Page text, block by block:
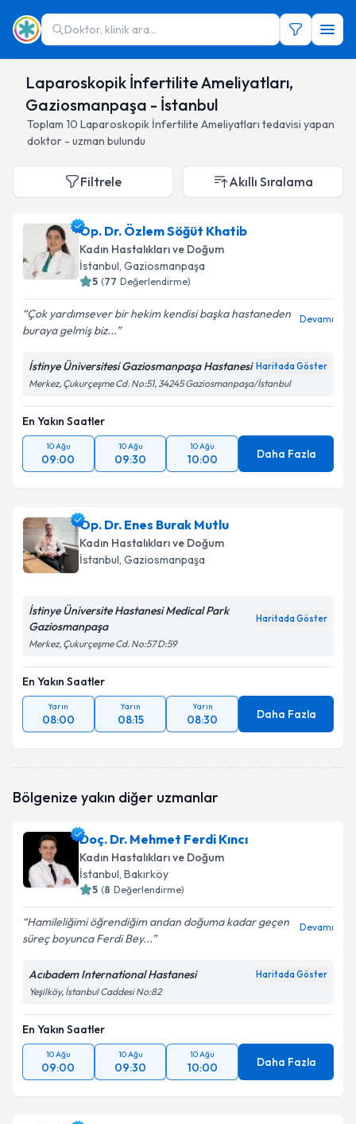
Doktor, klinik ara...
Laparoskopik İnfertilite Ameliyatları,
Gaziosmanpaşa - İstanbul
Toplam 10 Laparoskopik İnfertilite Ameliyatları tedavisi yapan
doktor - uzman bulundu
Filtrele Akıllı Sıralama
Op. Dr. Özlem Söğüt Khatib
Kadın Hastalıkları ve Doğum
İstanbul, Gaziosmanpaşa
5 (77 Değerlendirme)
Çok yardımsever bir hekim kendisi başka hastaneden
buraya gelmiş biz...
Devamı
İstinye Üniversitesi Gaziosmanpaşa Hastanesi Haritada Göster
Merkez, Çukurçeşme Cd. No:51, 34245 Gaziosmanpaşa/İstanbul
En Yakın Saatler
10 Ağu
09:00
10 Ağu
09:30
10 Ağu
10:00 Daha Fazla
Op. Dr. Enes Burak Mutlu
Kadın Hastalıkları ve Doğum
İstanbul, Gaziosmanpaşa
İstinye Üniversite Hastanesi Medical Park
Gaziosmanpaşa
Haritada Göster
Merkez, Çukurçeşme Cd. No:57 D:59
En Yakın Saatler
Yarın
08:00
Yarın
08:15
Yarın
08:30 Daha Fazla
Bölgenize yakın diğer uzmanlar
Doç. Dr. Mehmet Ferdi Kıncı
Kadın Hastalıkları ve Doğum
İstanbul, Bakırköy
5 (8 Değerlendirme)
Hamileliğimi öğrendiğim andan doğuma kadar geçen
süreç boyunca Ferdi Bey...
Devamı
Acıbadem International Hastanesi Haritada Göster
Yeşilköy, İstanbul Caddesi No:82
En Yakın Saatler
10 Ağu
09:00
10 Ağu
09:30
10 Ağu
10:00 Daha Fazla